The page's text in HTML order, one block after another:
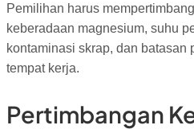
Pemilihan harus
keberadaan magnesium, suhu
kontaminasi skrap, dan batasan
tempat kerja.
Pertimbangan